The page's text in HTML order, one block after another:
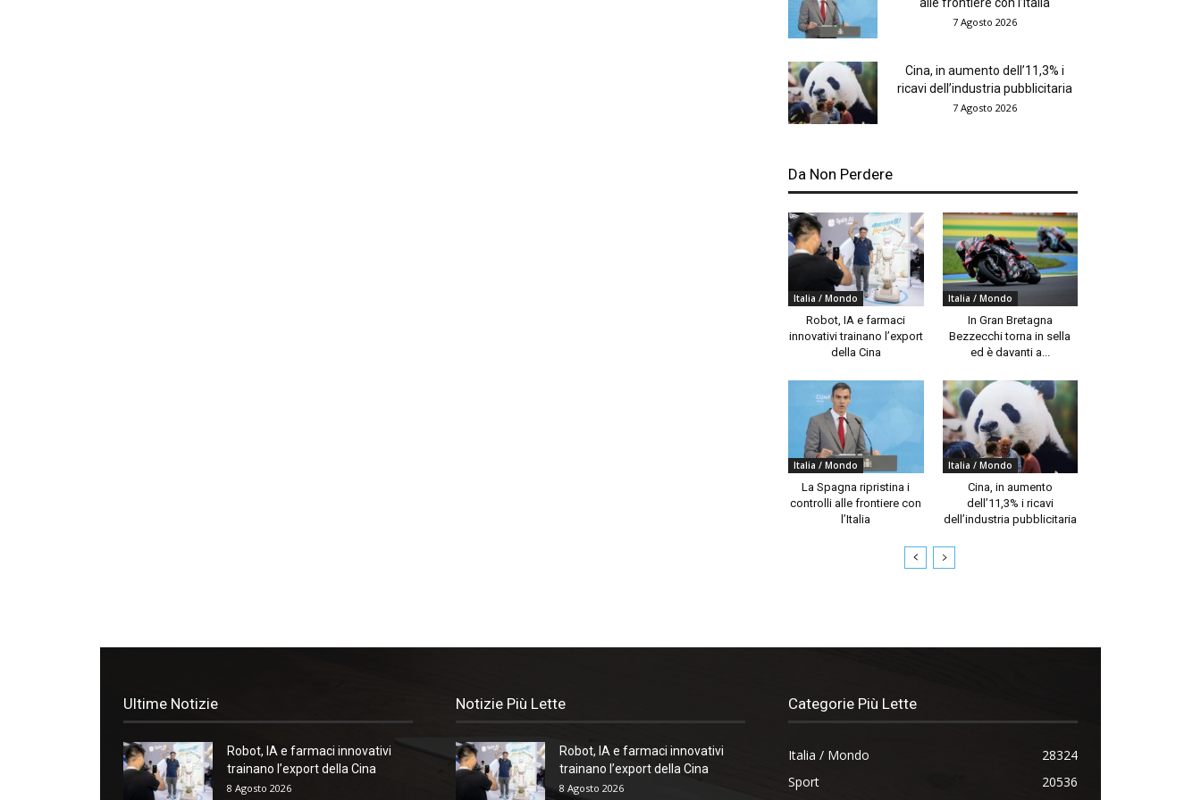
alle frontiere con l’Italia
7 Agosto 2026
Cina, in aumento dell’11,3% i
ricavi dell’industria pubblicitaria
7 Agosto 2026
Da Non Perdere
Italia / Mondo
Robot, IA e farmaci
innovativi trainano l’export
della Cina
Italia / Mondo
In Gran Bretagna
Bezzecchi torna in sella
ed è davanti a...
Italia / Mondo
La Spagna ripristina i
controlli alle frontiere con
l’Italia
Italia / Mondo
Cina, in aumento
dell’11,3% i ricavi
dell’industria pubblicitaria
Ultime Notizie
Robot, IA e farmaci innovativi
trainano l’export della Cina
8 Agosto 2026
Notizie Più Lette
Robot, IA e farmaci innovativi
trainano l’export della Cina
8 Agosto 2026
Categorie Più Lette
Italia / Mondo
28324
Sport
20536